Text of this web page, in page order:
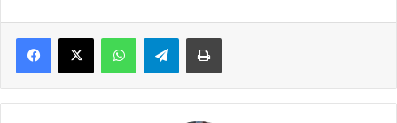
Facebook
X WhatsAppTelegramPrint